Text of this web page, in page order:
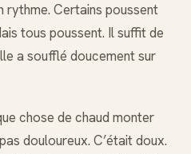
rythme. Certains poussent
tous poussent. Il suffit de
a soufflé doucement sur
chose de chaud monter
douloureux. C’était doux.